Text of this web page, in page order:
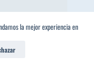
la mejor experiencia en